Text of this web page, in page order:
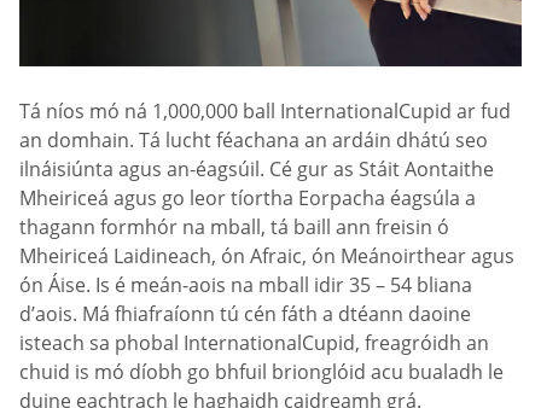
Tá níos mó ná 1,000,000 ball InternationalCupid ar fud
an domhain. Tá lucht féachana an ardáin dhátú seo
ilnáisiúnta agus an-éagsúil. Cé gur as Stáit Aontaithe
Mheiriceá agus go leor tíortha Eorpacha éagsúla a
thagann formhór na mball, tá baill ann freisin ó
Mheiriceá Laidineach, ón Afraic, ón Meánoirthear agus
ón Áise. Is é meán-aois na mball idir 35 – 54 bliana
d’aois. Má fhiafraíonn tú cén fáth a dtéann daoine
isteach sa phobal InternationalCupid, freagróidh an
chuid is mó díobh go bhfuil brionglóid acu bualadh le
duine eachtrach le haghaidh caidreamh grá.